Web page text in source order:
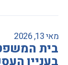
מאי 13, 2026
בית